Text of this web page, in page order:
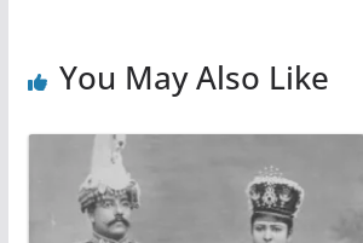
You May Also Like